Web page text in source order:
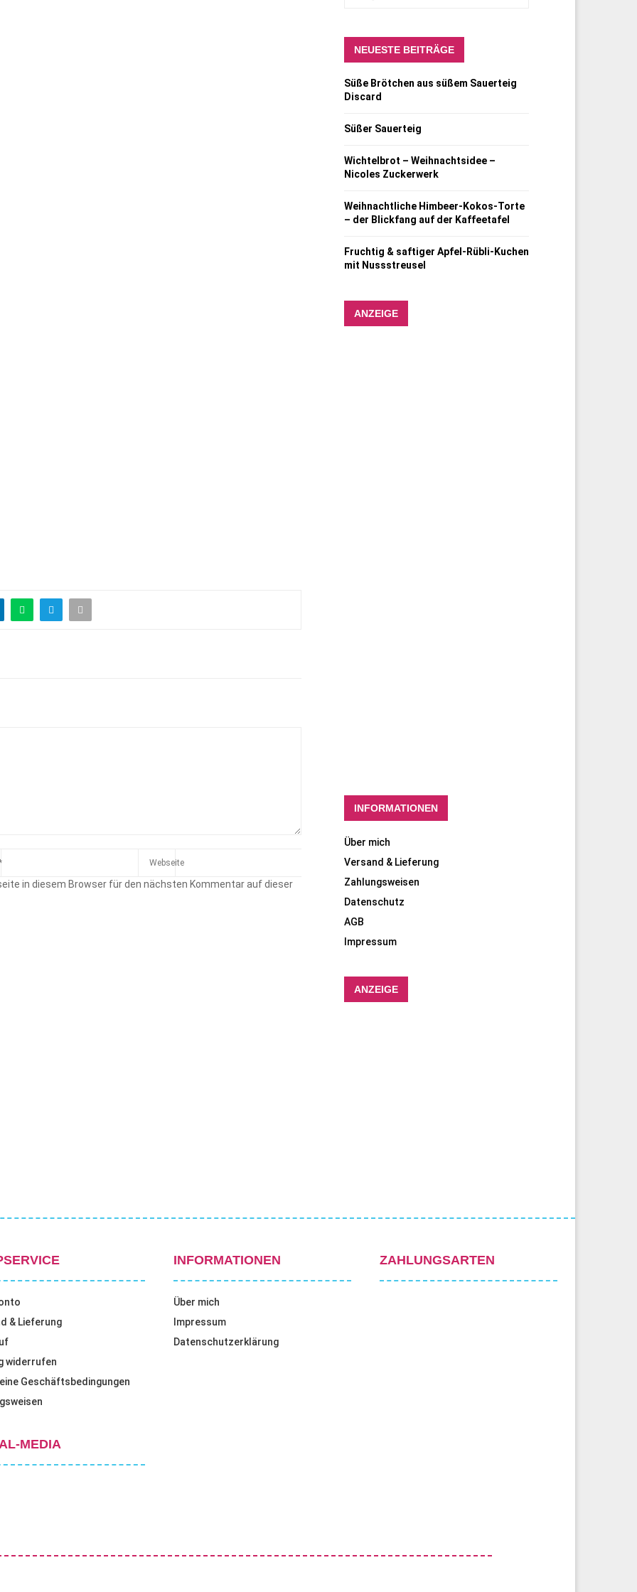
in diesem Browser für den nächsten Kommentar auf dieser
NEUESTE BEITRÄGE
Süße Brötchen aus süßem Sauerteig
Discard
Süßer Sauerteig
Wichtelbrot – Weihnachtsidee –
Nicoles Zuckerwerk
Weihnachtliche Himbeer-Kokos-Torte
– der Blickfang auf der Kaffeetafel
Fruchtig & saftiger Apfel-Rübli-Kuchen
mit Nussstreusel
ANZEIGE
INFORMATIONEN
Über mich
Versand & Lieferung
Zahlungsweisen
Datenschutz
AGB
Impressum
ANZEIGE
& Lieferung
widerrufen
Geschäftsbedingungen
MEDIA
INFORMATIONEN
Über mich
Impressum
Datenschutzerklärung
ZAHLUNGSARTEN